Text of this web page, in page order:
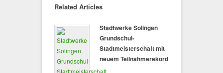
Related Articles
Stadtwerke Solingen
Grundschul-
Stadtmeisterschaft mit
neuem Teilnahmerekord